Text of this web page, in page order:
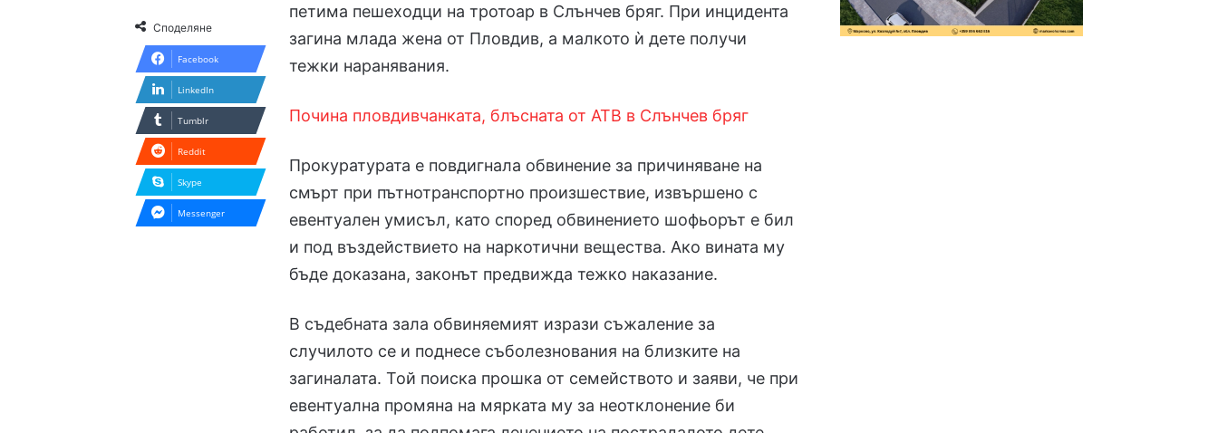
петима пешеходци на тротоар в Слънчев бряг. При инцидента
загина млада жена от Пловдив, а малкото ѝ дете получи
тежки наранявания.
Почина пловдивчанката, блъсната от АТВ в Слънчев бряг
Прокуратурата е повдигнала обвинение за причиняване на
смърт при пътнотранспортно произшествие, извършено с
евентуален умисъл, като според обвинението шофьорът е бил
и под въздействието на наркотични вещества. Ако вината му
бъде доказана, законът предвижда тежко наказание.
В съдебната зала обвиняемият изрази съжаление за
случилото се и поднесе съболезнования на близките на
загиналата. Той поиска прошка от семейството и заяви, че при
евентуална промяна на мярката му за неотклонение би
Споделяне
Facebook
LinkedIn
Tumblr
Reddit
Skype
Messenger